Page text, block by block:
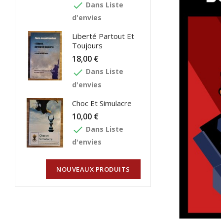
done Dans Liste
d'envies
Liberté Partout Et
Toujours
18,00 €
done Dans Liste
d'envies
Choc Et Simulacre
10,00 €
done Dans Liste
d'envies
NOUVEAUX PRODUITS